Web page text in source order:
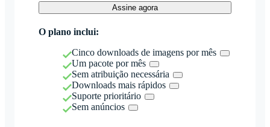
Assine agora
O plano inclui:
Cinco downloads de imagens por mês
Um pacote por mês
Sem atribuição necessária
Downloads mais rápidos
Suporte prioritário
Sem anúncios